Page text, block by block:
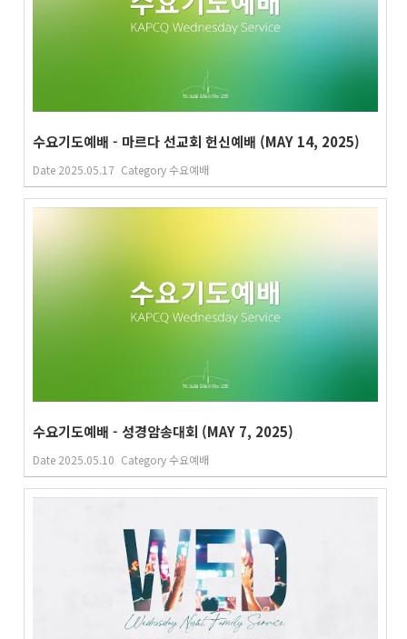
수요기도예배 - 마르다 선교회 헌신예배 (MAY 14, 2025)
Date 2025.05.17 Category수요예배
수요기도예배 - 성경암송대회 (MAY 7, 2025)
Date 2025.05.10 Category수요예배